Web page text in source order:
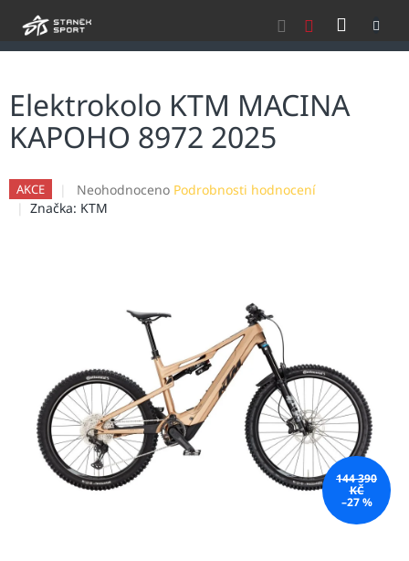
Elektrokolo KTM MACINA
KAPOHO 8972 2025
AKCE
Průměrné
hodnocení
hvězdiček.
Neohodnoceno Podrobnosti hodnocení
Značka: KTM
144 390
KČ
–27 %